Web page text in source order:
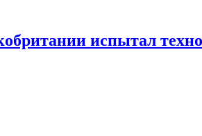
испытал